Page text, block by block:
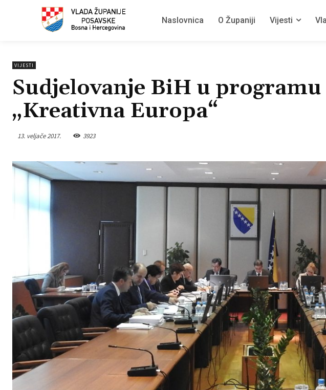
Naslovnica O Županiji Vijesti
VIJESTI
Sudjelovanje BiH u
„Kreativna Europa“
13. veljače 2017. 3923